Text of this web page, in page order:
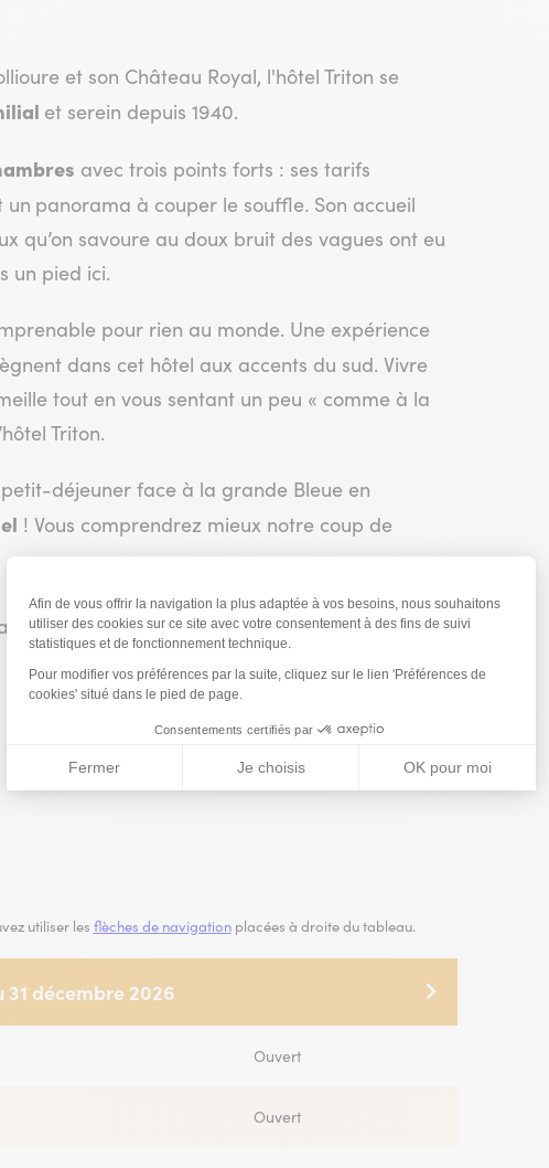
et son Château Royal, l'hôtel Triton se
et serein depuis 1940.
avec trois points forts : ses tarifs
panorama à couper le souffle.Son accueil
qu’on savoure au doux bruit des vagues ont eu
un pied ici.
pour rien au monde. Une expérience
dans cet hôtel aux accents du sud. Vivre
tout en vous sentant un peu « comme à la
Triton.
déjeuner face à la grande Bleue en
! Vous comprendrez mieux notre coup de
utiliser les flèches de navigationplacées à droite du tableau.
décembre 2026
Ouvert
Ouvert
décembre 2027
Ouvert
Ouvert